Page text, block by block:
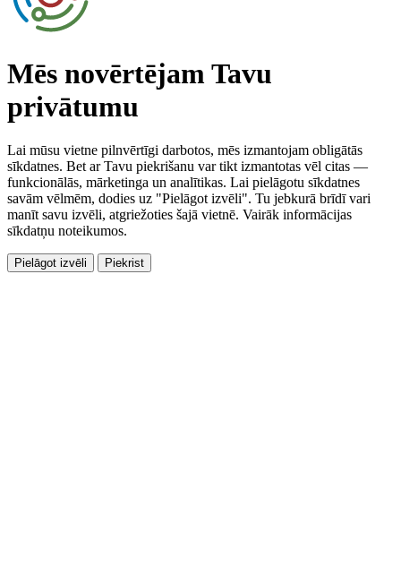
Mēs novērtējam Tavu
privātumu
Lai mūsu vietne pilnvērtīgi darbotos, mēs izmantojam obligātās
sīkdatnes. Bet ar Tavu piekrišanu var tikt izmantotas vēl citas —
funkcionālās, mārketinga un analītikas. Lai pielāgotu sīkdatnes
savām vēlmēm, dodies uz "Pielāgot izvēli". Tu jebkurā brīdī vari
manīt savu izvēli, atgriežoties šajā vietnē. Vairāk informācijas
sīkdatņu noteikumos.
Pielāgot izvēli Piekrist